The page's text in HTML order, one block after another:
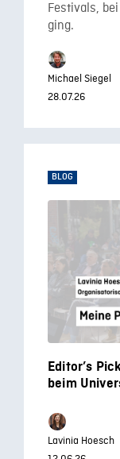
Festivals,
ging.
Michael Siegel
28.07.26
BLOG
Editor’s
beim
Lavinia Hoesch